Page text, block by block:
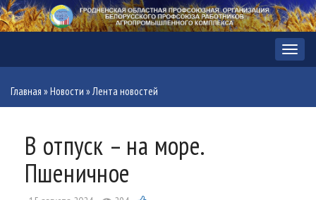
Меню
Главная »Новости »Лента новостей
В отпуск – на море.
Пшеничное